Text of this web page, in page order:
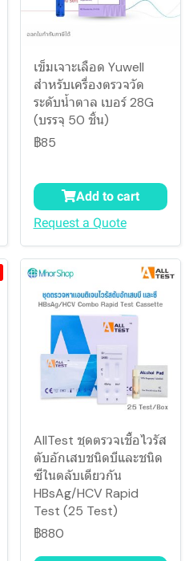
เข็มเจาะเลือด Yuwell
สำหรับเครื่องตรวจวัด
ระดับน้ำตาล เบอร์ 28G
(บรรจุ 50 ชิ้น)
฿85
Add to cart
Request a Quote
AllTest ชุดตรวจเชื้อไวรัส
ตับอักเสบชนิดบีและชนิด
ซีในตลับเดียวกัน
HBsAg/HCV Rapid
Test (25 Test)
฿880